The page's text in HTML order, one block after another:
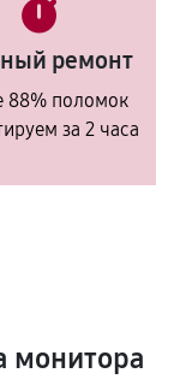
ремонт
88% поломок
за 2 часа
монитора